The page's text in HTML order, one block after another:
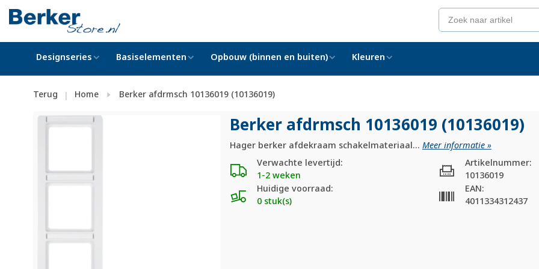
Designseries Basiselementen Opbouw (binnen en buiten) Kleuren
Terug | Home Berker afdrmsch 10136019 (10136019)
Berker afdrmsch 10136019 (10136019)
Hager berker afdekraam schakelmateriaal... Meer informatie »
Verwachte levertijd:
1-2 weken
Huidige voorraad:
0 stuk(s)
Artikelnummer:
10136019
EAN:
4011334312437